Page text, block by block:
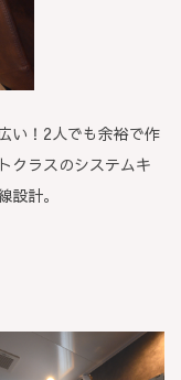
い！2人でも余裕で作
クラスのシステムキ
計。